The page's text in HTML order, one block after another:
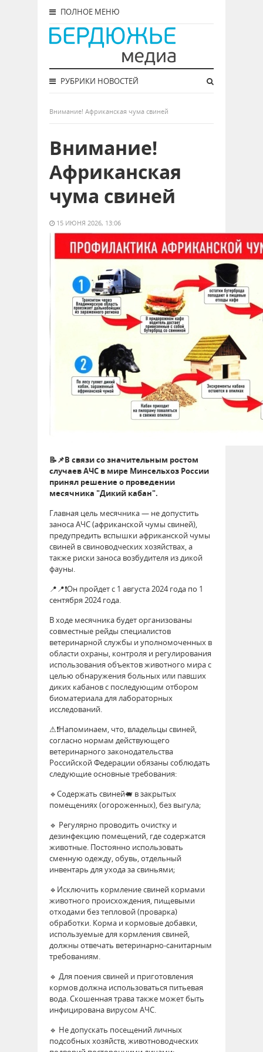
ПОЛНОЕ МЕНЮ
РУБРИКИ НОВОСТЕЙ
Внимание! Африканская чума свиней
Внимание!
Африканская
чума свиней
15 ИЮНЯ 2026, 13:06
📝📌В связи со значительным ростом
случаев АЧС в мире Минсельхоз России
принял решение о проведении
месячника "Дикий кабан".
Главная цель месячника — не допустить
заноса АЧС (африканской чумы свиней),
предупредить вспышки африканской чумы
свиней в свиноводческих хозяйствах, а
также риски заноса возбудителя из дикой
фауны.
📍📍❗Он пройдет с 1 августа 2024 года по 1
сентября 2024 года.
В ходе месячника будет организованы
совместные рейды специалистов
ветеринарной службы и уполномоченных в
области охраны, контроля и регулирования
использования объектов животного мира с
целью обнаружения больных или павших
диких кабанов с последующим отбором
биоматериала для лабораторных
исследований.
⚠❗Напоминаем, что, владельцы свиней,
согласно нормам действующего
ветеринарного законодательства
Российской Федерации обязаны соблюдать
следующие основные требования:
🔹Содержать свиней🐖 в закрытых
помещениях (огороженных), без выгула;
🔹 Регулярно проводить очистку и
дезинфекцию помещений, где содержатся
животные. Постоянно использовать
сменную одежду, обувь, отдельный
инвентарь для ухода за свиньями;
🔹Исключить кормление свиней кормами
животного происхождения, пищевыми
отходами без тепловой (проварка)
обработки. Корма и кормовые добавки,
используемые для кормления свиней,
должны отвечать ветеринарно-санитарным
требованиям.
🔹 Для поения свиней и приготовления
кормов должна использоваться питьевая
вода. Скошенная трава также может быть
инфицирована вирусом АЧС.
🔹 Не допускать посещений личных
подсобных хозяйств, животноводческих